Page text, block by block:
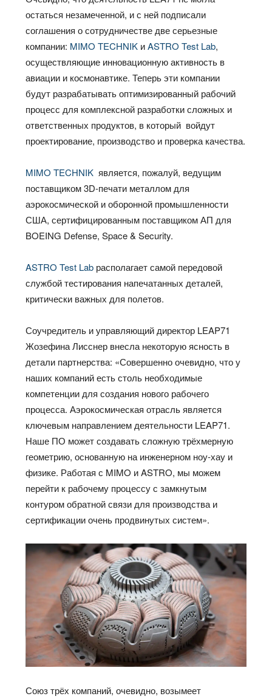
остаться незамеченной, и с ней подписали
соглашения о сотрудничестве две серьезные
компании: MIMO TECHNIK иASTRO Test Lab,
осуществляющие инновационную активность в
авиации и космонавтике. Теперь эти компании
будут разрабатывать оптимизированный рабочий
процесс для комплексной разработки сложных и
ответственных продуктов, в который войдут
проектирование, производство и проверка качества.
MIMO TECHNIK является, пожалуй, ведущим
поставщиком 3D-печати металлом для
аэрокосмической и оборонной промышленности
США, сертифицированным поставщиком АП для
BOEING Defense, Space & Security.
ASTRO Test Lab располагает самой передовой
службой тестирования напечатанных деталей,
критически важных для полетов.
Соучредитель и управляющий директор LEAP71
Жозефина Лисснер внесла некоторую ясность в
детали партнерства: «Совершенно очевидно, что у
наших компаний есть столь необходимые
компетенции для создания нового рабочего
процесса. Аэрокосмическая отрасль является
ключевым направлением деятельности LEAP71.
Наше ПО может создавать сложную трёхмерную
геометрию, основанную на инженерном ноу-хау и
физике. Работая с MIMO и ASTRO, мы можем
перейти к рабочему процессу с замкнутым
контуром обратной связи для производства и
сертификации очень продвинутых систем».
Союз трёх компаний, очевидно, возымеет